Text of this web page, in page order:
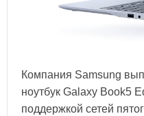
Компания Samsung
ноутбук Galaxy Book5
поддержкой сетей